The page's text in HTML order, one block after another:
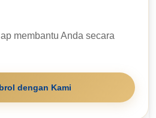
membantu Anda secara
dengan Kami